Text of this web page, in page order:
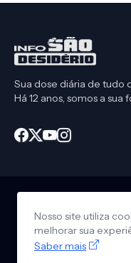
Sua dose diária de tudo
Há 12 anos, somos a
Design
InícioCEP São
Nosso site utiliza
melhorar sua
Saber mais